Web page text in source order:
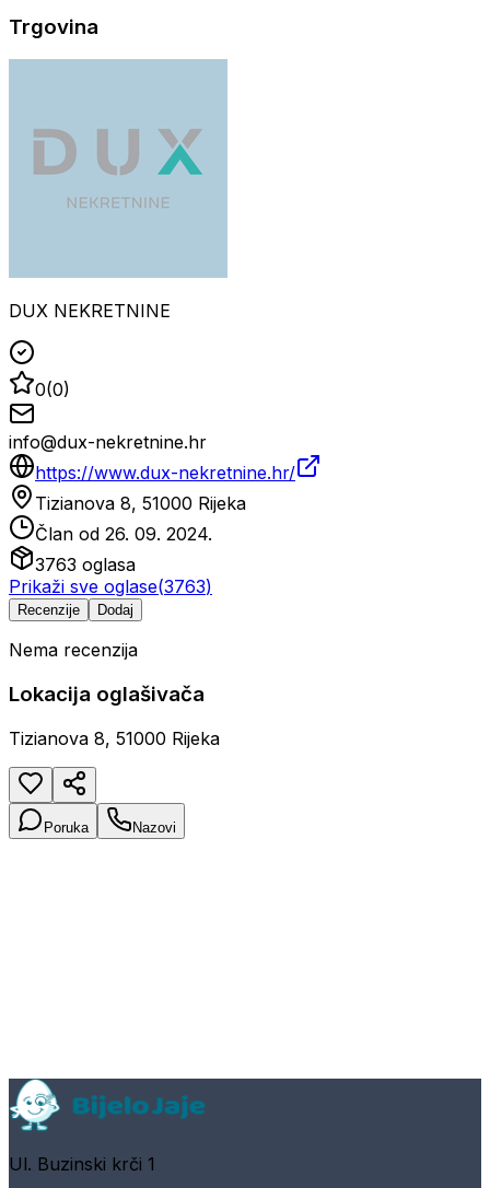
Trgovina
DUX NEKRETNINE
0(0)
info@dux-nekretnine.hr
https://www.dux-nekretnine.hr/
Tizianova 8, 51000 Rijeka
Član od 26. 09. 2024.
3763 oglasa
Prikaži sve oglase(3763)
Recenzije Dodaj
Nema recenzija
Lokacija oglašivača
Tizianova 8, 51000 Rijeka
Poruka Nazovi
Ul. Buzinski krči 1